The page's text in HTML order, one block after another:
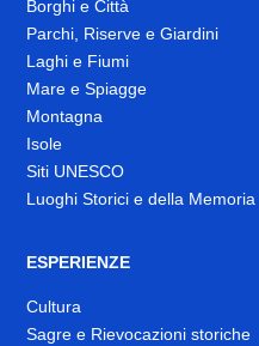
Borghi e Città
Parchi, Riserve e Giardini
Laghi e Fiumi
Mare e Spiagge
Montagna
Isole
Siti UNESCO
Luoghi Storici e della Memoria
ESPERIENZE
Cultura
Sagre e Rievocazioni storiche